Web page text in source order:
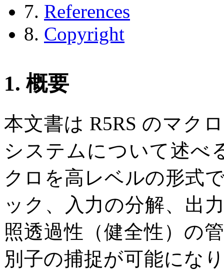
7. References
8. Copyright
1. 概要
本文書は R5RS のマク
システムについて述べ
クロを高レベルの形式
ック、入力の分解、出
照透過性（健全性）の
別子の捕捉が可能にな